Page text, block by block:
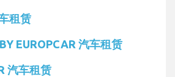
租赁
EUROPCAR 汽车租赁
汽车租赁